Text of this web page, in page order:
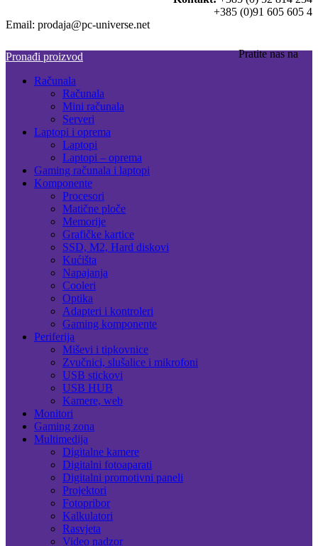
+385 (0)91 605 605 4
Email: prodaja@pc-universe.net
Pratite nas na
Pronađi proizvod
Računala
Računala
Mini računala
Serveri
Laptopi i oprema
Laptopi
Laptopi – oprema
Gaming računala i laptopi
Komponente
Procesori
Matične ploče
Memorije
Grafičke kartice
SSD, M2, Hard diskovi
Kućišta
Napajanja
Cooleri
Optika
Adapteri i kontroleri
Gaming komponente
Periferija
Miševi i tipkovnice
Zvučnici, slušalice i mikrofoni
USB stickovi
USB HUB
Kamere, web
Monitori
Gaming zona
Multimedija
Digitalne kamere
Digitalni fotoaparati
Digitalni promotivni paneli
Projektori
Fotopribor
Kalkulatori
Rasvjeta
Video nadzor